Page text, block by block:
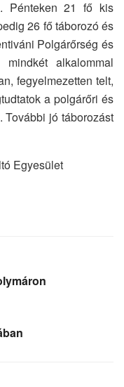
Pénteken 21 fő kis
26 fő táborozó és
Polgárőrség és
alkalommal
fegyelmezetten telt,
a polgárőri és
További jó táborozást
Egyesület